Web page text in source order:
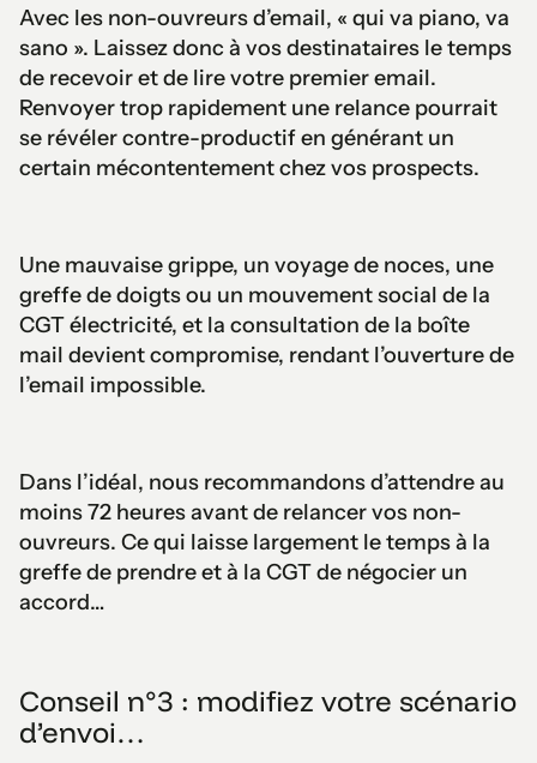
Avec les non-ouvreurs d’email, « qui va piano, va
sano ». Laissez donc à vos destinataires le temps
de recevoir et de lire votre premier email.
Renvoyer trop rapidement une relance pourrait
se révéler contre-productif en générant un
certain mécontentement chez vos prospects.
Une mauvaise grippe, un voyage de noces, une
greffe de doigts ou un mouvement social de la
CGT électricité, et la consultation de la boîte
mail devient compromise, rendant l’ouverture de
l’email impossible.
Dans l’idéal, nous recommandons d’attendre au
moins 72 heures avant de relancer vos non-
ouvreurs. Ce qui laisse largement le temps à la
greffe de prendre et à la CGT de négocier un
accord…
Conseil n°3 : modifiez votre scénario
d’envoi…